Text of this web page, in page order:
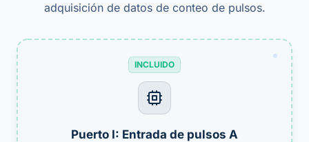
adquisición de datos de conteo de pulsos.
INCLUIDO
Puerto I: Entrada de pulsos A